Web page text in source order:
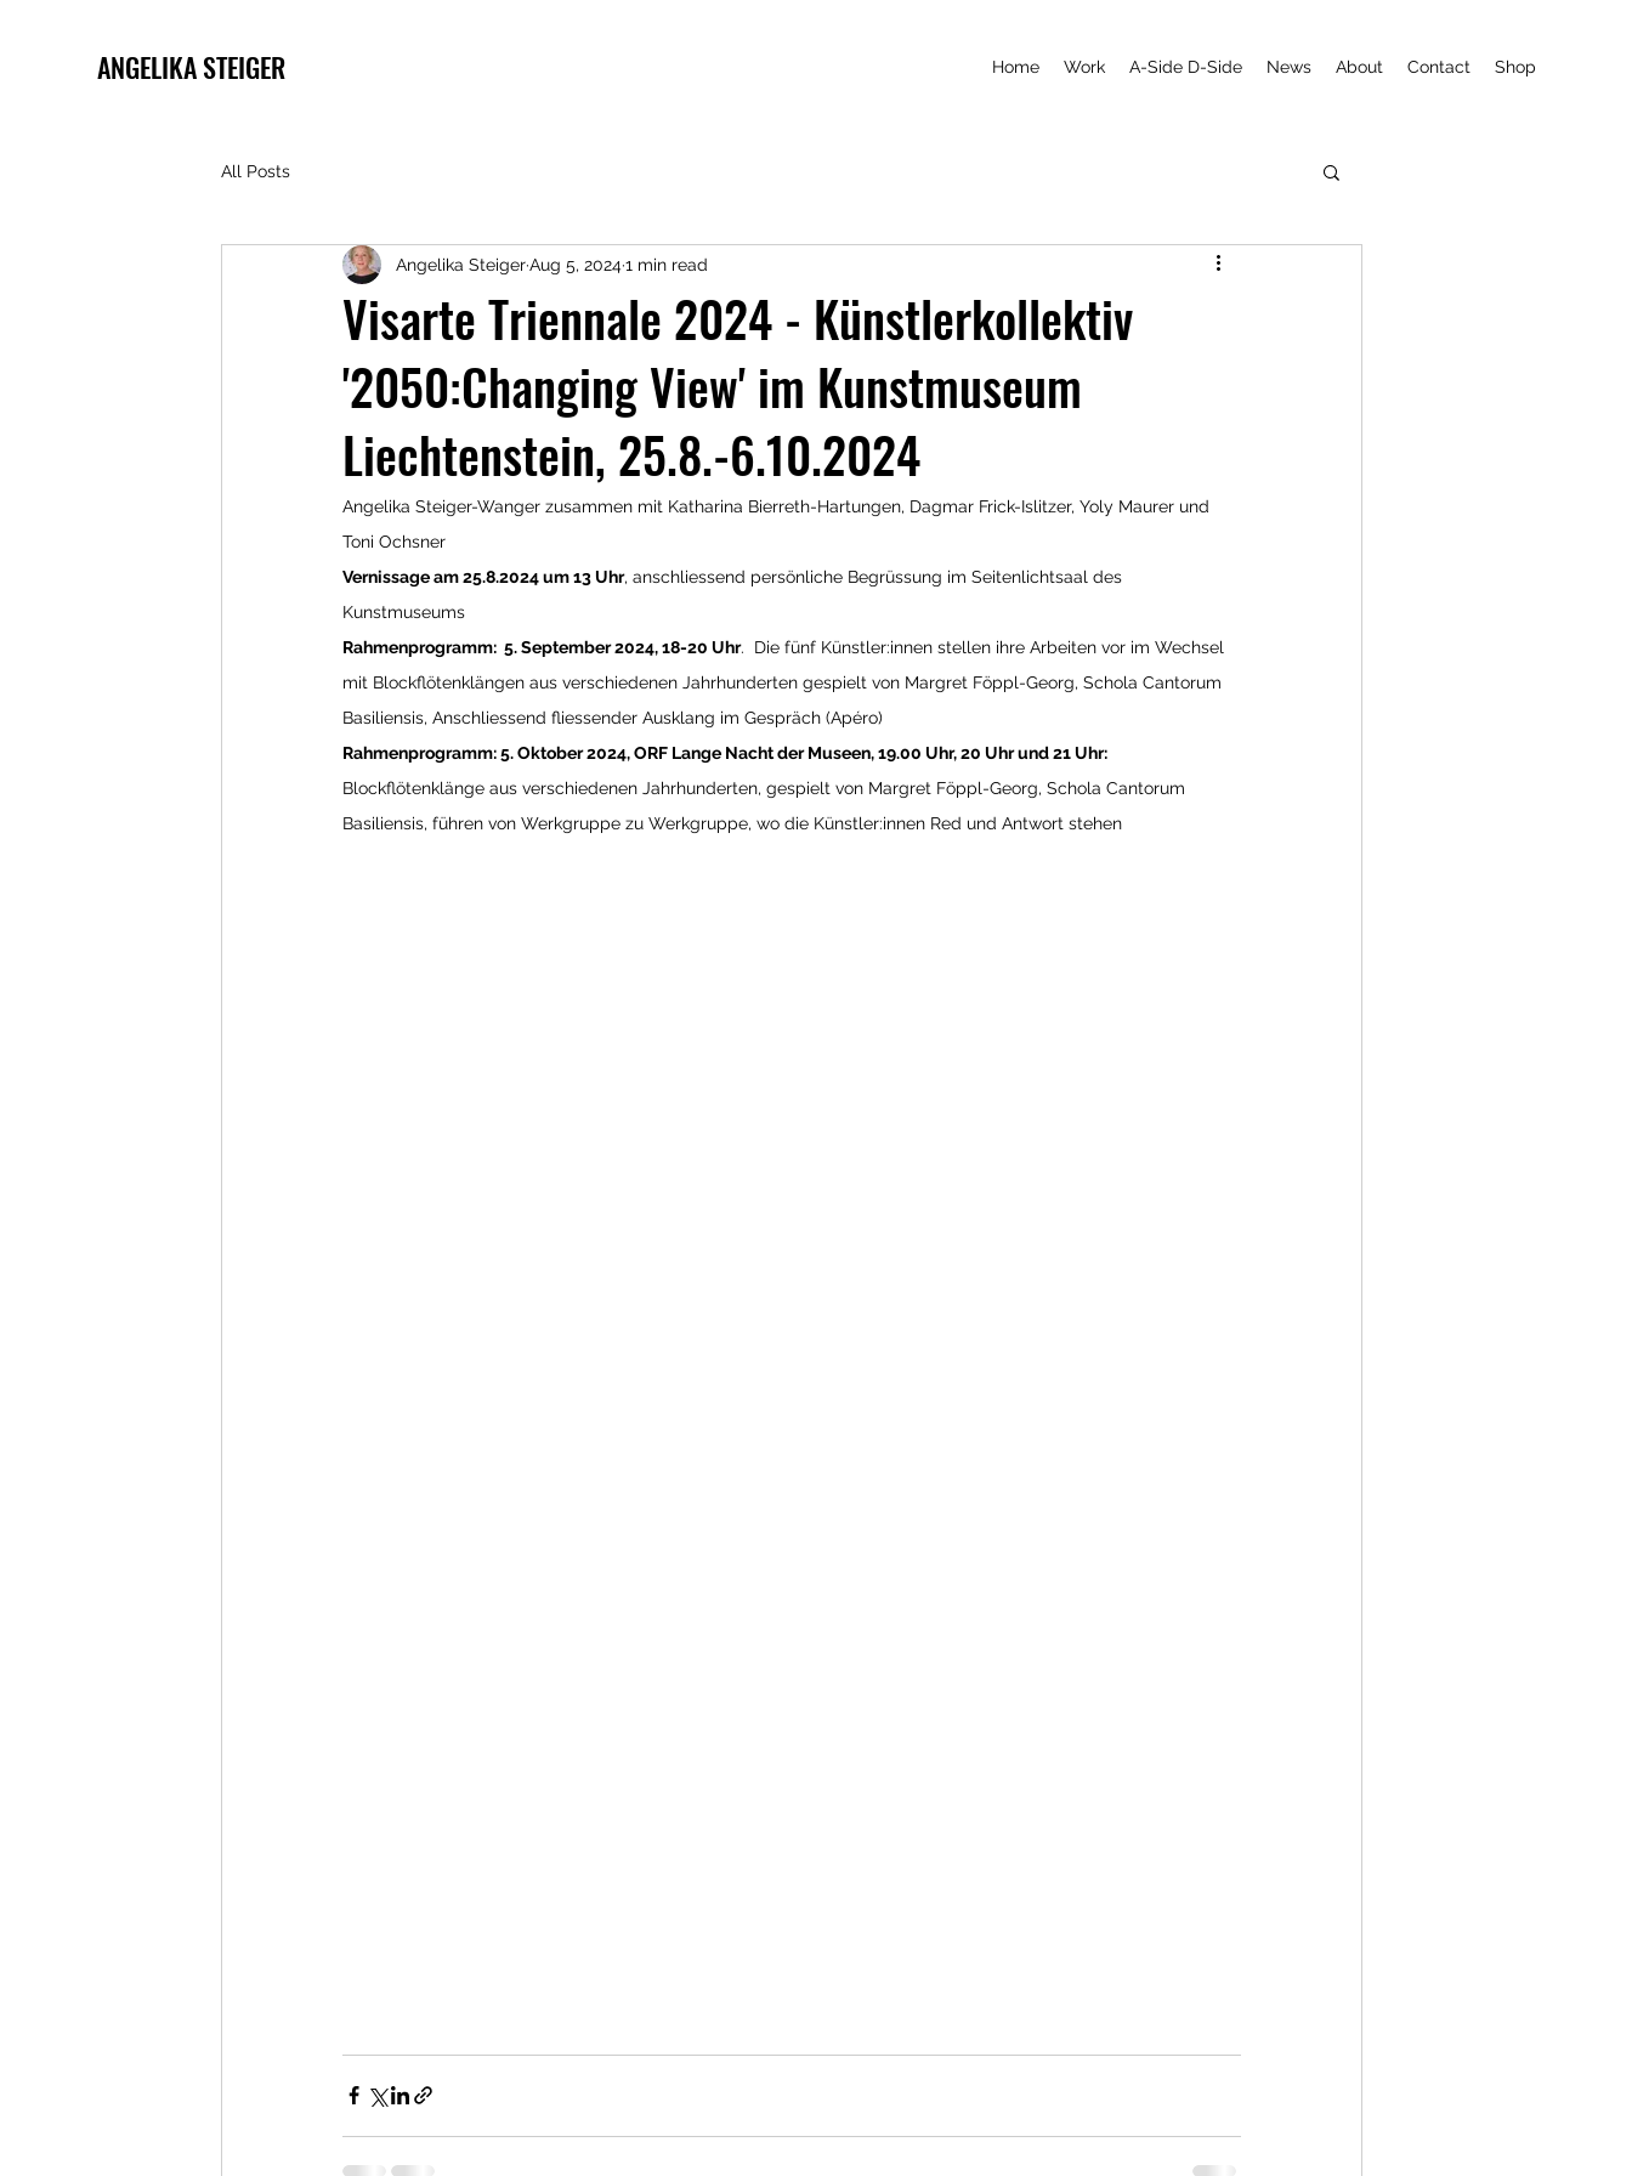
ANGELIKA STEIGER Home Work A-Side D-Side News About Contact Shop
All Posts
Visarte Triennale 2024 - Künstlerkollektiv
'2050:Changing View' im Kunstmuseum
Liechtenstein, 25.8.-6.10.2024
Angelika SteigerAug 5, 20241 min read
Angelika Steiger-Wanger zusammen mit Katharina Bierreth-Hartungen, Dagmar Frick-Islitzer, Yoly Maurer und
Toni Ochsner
Vernissage am 25.8.2024 um 13 Uhr, anschliessend persönliche Begrüssung im Seitenlichtsaal des
Kunstmuseums
Rahmenprogramm:  5. September 2024, 18-20 Uhr.  Die fünf Künstler:innen stellen ihre Arbeiten vor im Wechsel
mit Blockflötenklängen aus verschiedenen Jahrhunderten gespielt von Margret Föppl-Georg, Schola Cantorum
Basiliensis, Anschliessend fliessender Ausklang im Gespräch (Apéro)
Rahmenprogramm: 5. Oktober 2024, ORF Lange Nacht der Museen, 19.00 Uhr, 20 Uhr und 21 Uhr:
Blockflötenklänge aus verschiedenen Jahrhunderten, gespielt von Margret Föppl-Georg, Schola Cantorum
Basiliensis, führen von Werkgruppe zu Werkgruppe, wo die Künstler:innen Red und Antwort stehen